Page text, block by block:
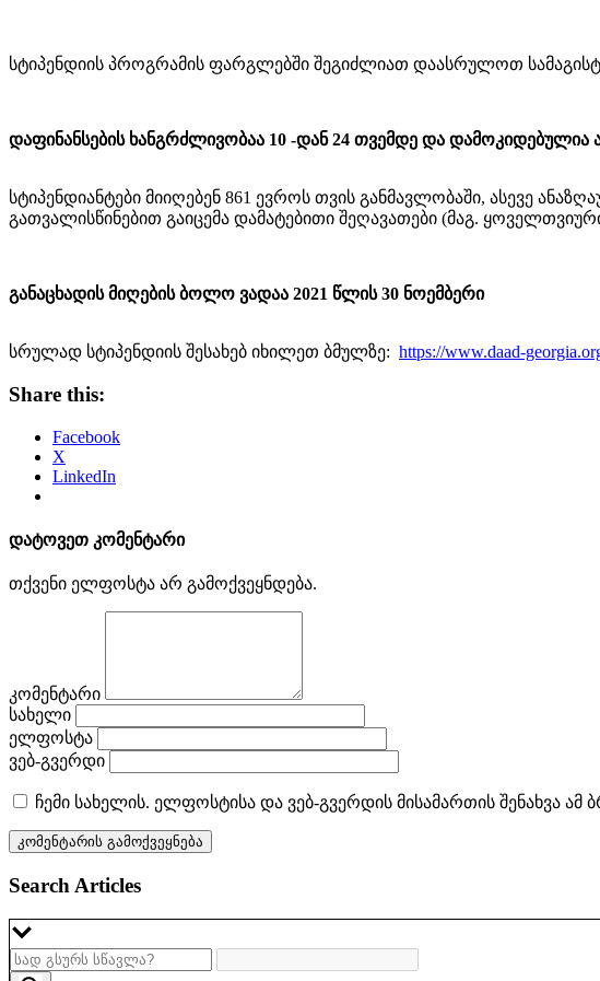
სტიპენდიის პროგრამის ფარგლებში შეგიძლიათ დაასრულოთ
დაფინანსების ხანგრძლივობაა 10 -დან 24 თვემდე და
სტიპენდიანტები მიიღებენ 861 ევროს თვის განმავლობაში, ასევე
გათვალისწინებით გაიცემა დამატებითი შეღავათები (მაგ.
განაცხადის მიღების ბოლო ვადაა 2021 წლის 30 ნოემბერი
სრულად სტიპენდიის შესახებ იხილეთ ბმულზე: https://www.daad-
Share this:
Facebook
X
LinkedIn
დატოვეთ კომენტარი
თქვენი ელფოსტა არ გამოქვეყნდება.
კომენტარი
სახელი
ელფოსტა
ვებ-გვერდი
ჩემი სახელის. ელფოსტისა და ვებ-გვერდის მისამართის შენახვა
Search Articles